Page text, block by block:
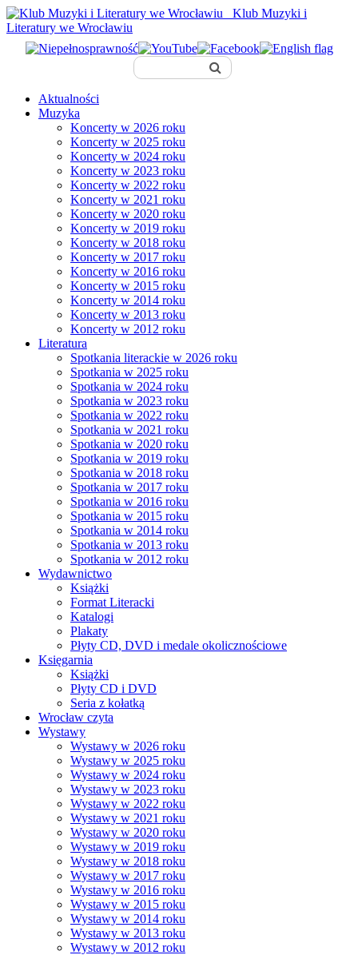
Klub Muzyki i
Literatury we Wrocławiu
Aktualności
Muzyka
Koncerty w 2026 roku
Koncerty w 2025 roku
Koncerty w 2024 roku
Koncerty w 2023 roku
Koncerty w 2022 roku
Koncerty w 2021 roku
Koncerty w 2020 roku
Koncerty w 2019 roku
Koncerty w 2018 roku
Koncerty w 2017 roku
Koncerty w 2016 roku
Koncerty w 2015 roku
Koncerty w 2014 roku
Koncerty w 2013 roku
Koncerty w 2012 roku
Literatura
Spotkania literackie w 2026 roku
Spotkania w 2025 roku
Spotkania w 2024 roku
Spotkania w 2023 roku
Spotkania w 2022 roku
Spotkania w 2021 roku
Spotkania w 2020 roku
Spotkania w 2019 roku
Spotkania w 2018 roku
Spotkania w 2017 roku
Spotkania w 2016 roku
Spotkania w 2015 roku
Spotkania w 2014 roku
Spotkania w 2013 roku
Spotkania w 2012 roku
Wydawnictwo
Książki
Format Literacki
Katalogi
Plakaty
Płyty CD, DVD i medale okolicznościowe
Księgarnia
Książki
Płyty CD i DVD
Seria z kołatką
Wrocław czyta
Wystawy
Wystawy w 2026 roku
Wystawy w 2025 roku
Wystawy w 2024 roku
Wystawy w 2023 roku
Wystawy w 2022 roku
Wystawy w 2021 roku
Wystawy w 2020 roku
Wystawy w 2019 roku
Wystawy w 2018 roku
Wystawy w 2017 roku
Wystawy w 2016 roku
Wystawy w 2015 roku
Wystawy w 2014 roku
Wystawy w 2013 roku
Wystawy w 2012 roku